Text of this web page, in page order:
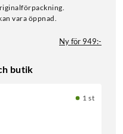
vara öppnad.
Ny för 949:-
butik
1 st